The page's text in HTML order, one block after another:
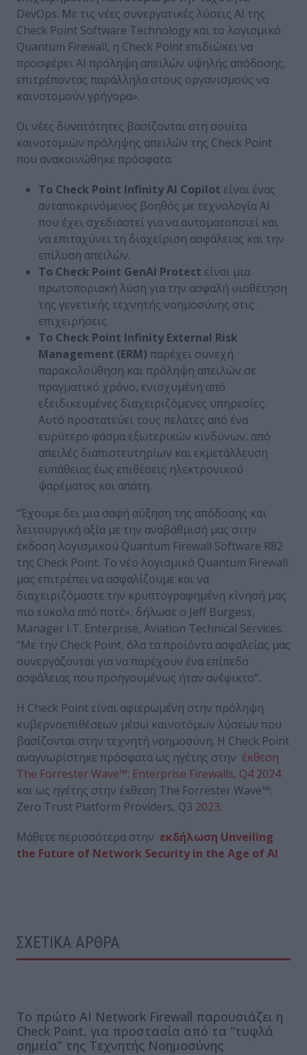
DevOps. Με τις νέες συνεργατικές λύσεις AI της
Check Point Software Technology και το λογισμικό
Quantum Firewall, η Check Point επιδιώκει να
προσφέρει AI πρόληψη απειλών υψηλής απόδοσης,
επιτρέποντας παράλληλα στους οργανισμούς να
καινοτομούν γρήγορα».
Οι νέες δυνατότητες βασίζονται στη σουίτα
καινοτομιών πρόληψης απειλών της Check Point
που ανακοινώθηκε πρόσφατα:
Το Check Point InfinityAI Copilot είναι ένας
ανταποκρινόμενος βοηθός με τεχνολογία AI
που έχει σχεδιαστεί για να αυτοματοποιεί και
να επιταχύνει τη διαχείριση ασφάλειας και την
επίλυση απειλών.
Το Check Point GenAI Protect είναι μια
πρωτοποριακή λύση για την ασφαλή υιοθέτηση
της γενετικής τεχνητής νοημοσύνης στις
επιχειρήσεις.
Το Check Point Infinity External Risk
Management (ERM) παρέχει συνεχή
παρακολούθηση και πρόληψη απειλών σε
πραγματικό χρόνο, ενισχυμένη από
εξειδικευμένες διαχειριζόμενες υπηρεσίες.
Αυτό προστατεύει τους πελάτες από ένα
ευρύτερο φάσμα εξωτερικών κινδύνων, από
απειλές διαπιστευτηρίων και εκμετάλλευση
ευπάθειας έως επιθέσεις ηλεκτρονικού
ψαρέματος και απάτη.
“Έχουμε δει μια σαφή αύξηση της απόδοσης και
λειτουργική αξία με την αναβάθμισή μας στην
έκδοση λογισμικού Quantum Firewall Software R82
της Check Point. Το νέο λογισμικό Quantum Firewall
μας επιτρέπει να ασφαλίζουμε και να
διαχειριζόμαστε την κρυπτογραφημένη κίνησή μας
πιο εύκολα από ποτέ», δήλωσε ο Jeff Burgess,
Manager I.T. Enterprise, Aviation Technical Services.
“Με την Check Point, όλα τα προϊόντα ασφαλείας μας
συνεργάζονται για να παρέχουν ένα επίπεδο
ασφάλειας που προηγουμένως ήταν ανέφικτο”.
Η Check Point είναι αφιερωμένη στην πρόληψη
κυβερνοεπιθέσεων μέσω καινοτόμων λύσεων που
βασίζονται στην τεχνητή νοημοσύνη. Η Check Point
αναγνωρίστηκε πρόσφατα ως ηγέτης στην έκθεση
The Forrester Wave™: Enterprise Firewalls, Q4 2024
και ως ηγέτης στην έκθεση The Forrester Wave™:
Zero Trust Platform Providers, Q3 2023.
Μάθετε περισσότερα στην εκδήλωση Unveiling
the Future of Network Security in the Age of AI
ΣΧΕΤΙΚΑ ΑΡΘΡΑ
Tο πρώτο AI Network Firewall παρουσιάζει η
Check Point, για προστασία από τα “τυφλά
σημεία” της Τεχνητής Νοημοσύνης